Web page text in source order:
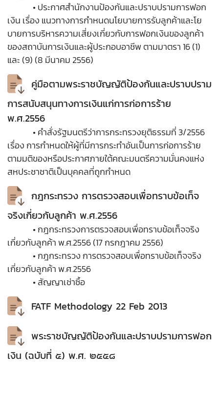
• ประกาศสำนักงานป้องกันและปราบปรามการฟอก
เงิน เรื่อง แนวทางการกำหนดนโยบายการรับลูกค้าและโย
บายการบริหารความเสี่ยงเกี่ยวกับการฟอกเงินของลูกค้า
ของสถาบันการเงินและผู้ประกอบอาชีพ ตามมาตรา 16 (1)
และ (9) (8 มีนาคม 2556)
คู่มือตามพระราชบัญญัติป้องกันและปราบปราม
การสนับสนุนทางการเงินแก่การก่อการร้าย
พ.ศ.2556
• คำสั่งรัฐมนตรีว่าการกระทรวงยุติธรรมที่ 3/2556
เรื่อง การกำหนดให้ผู้ที่มีการกระทำอันเป็นการก่อการร้าย
ตามมติของหรือประกาศภายใต้คณะมนตรีความมั่นคงแห่ง
สหประชาชาติเป็นบุคคลที่ถูกกำหนด
กฎกระทรวง การตรวจสอบเพื่อทราบข้อเท็จ
จริงเกี่ยวกับลูกค้า พ.ศ.2556
• กฎกระทรวงการตรวจสอบเพื่อทราบข้อเท็จจริง
เกี่ยวกับลูกค้า พ.ศ.2556 (17 กรกฎาคม 2556)
• กฎกระทรวง การตรวจสอบเพื่อทราบข้อเท็จจริง
เกี่ยวกับลูกค้า พ.ศ.2556
• สัญญาเช่าซื้อ
FATF Methodology 22 Feb 2013
พระราชบัญญัติป้องกันและปราบปรามการฟอก
เงิน (ฉบับที่ ๕) พ.ศ. ๒๕๕๘